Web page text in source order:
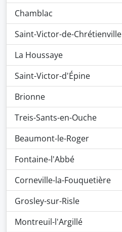
Chamblac
Saint-Victor-de-Chrétienville
La Houssaye
Saint-Victor-d'Épine
Brionne
Treis-Sants-en-Ouche
Beaumont-le-Roger
Fontaine-l'Abbé
Corneville-la-Fouquetière
Grosley-sur-Risle
Montreuil-l'Argillé